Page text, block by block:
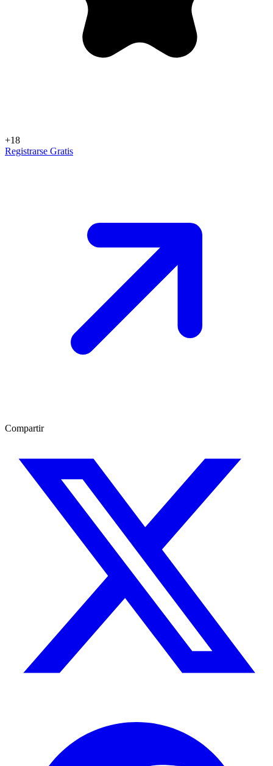
+18
Registrarse Gratis
Compartir